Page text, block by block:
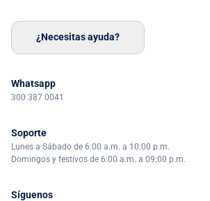
¿Necesitas ayuda?
Whatsapp
300 387 0041
Soporte
Lunes a Sábado de 6:00 a.m. a 10:00 p.m.
Domingos y festivos de 6:00 a.m. a 09:00 p.m.
Síguenos